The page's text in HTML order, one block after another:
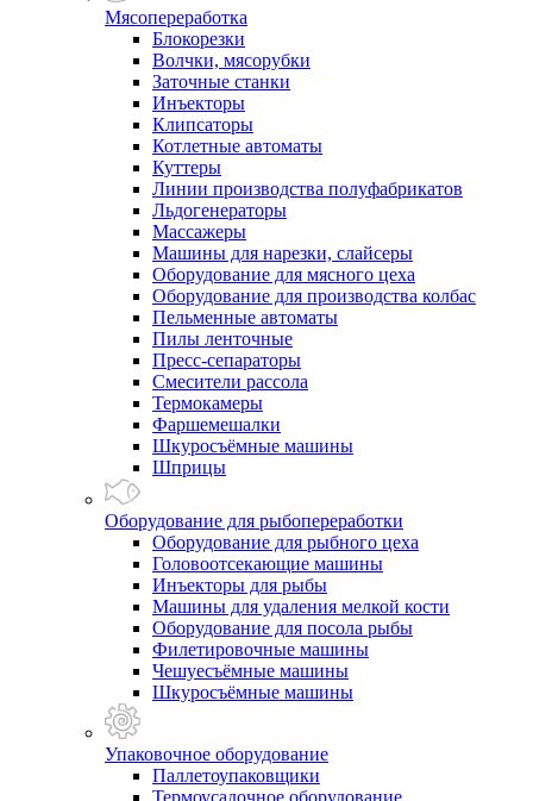
Мясопереработка
Блокорезки
Волчки, мясорубки
Заточные станки
Инъекторы
Клипсаторы
Котлетные автоматы
Куттеры
Линии производства полуфабрикатов
Льдогенераторы
Массажеры
Машины для нарезки, слайсеры
Оборудование для мясного цеха
Оборудование для производства колбас
Пельменные автоматы
Пилы ленточные
Пресс-сепараторы
Смесители рассола
Термокамеры
Фаршемешалки
Шкуросъёмные машины
Шприцы
Оборудование для рыбопереработки
Оборудование для рыбного цеха
Головоотсекающие машины
Инъекторы для рыбы
Машины для удаления мелкой кости
Оборудование для посола рыбы
Филетировочные машины
Чешуесъёмные машины
Шкуросъёмные машины
Упаковочное оборудование
Паллетоупаковщики
Термоусадочное оборудование